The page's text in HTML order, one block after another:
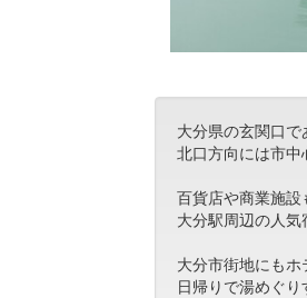
大分県の玄関口で
北口方向には市中
百貨店や商業施設
大分駅周辺の人気
大分市街地にもホ
日帰りで湯めぐ